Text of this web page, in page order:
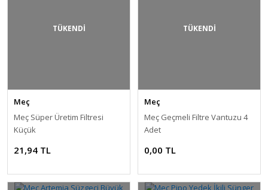
TÜKENDİ
Meç
Meç Süper Üretim Filtresi
Küçük
21,94 TL
TÜKENDİ
Meç
Meç Geçmeli Filtre Vantuzu 4
Adet
0,00 TL